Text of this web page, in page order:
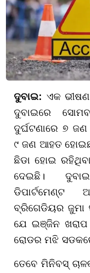
ଦୁବାଇ: ଏକ
ଦୁବାଇରେ
ଦୁର୍ଘଟଣାରେ ୭
୯ ଜଣ ଆହତ
ଛିଡା ହୋଇ
ଦେଇଛି।
ଡିପାର୍ଟମେଣ୍ଟ
ବ୍ରିଗେଡିୟର ଜୁମା
ଯେ ଇଞ୍ଜିନ
ରୋଡର ମଝି
ତେବେ ମିନିବସ୍